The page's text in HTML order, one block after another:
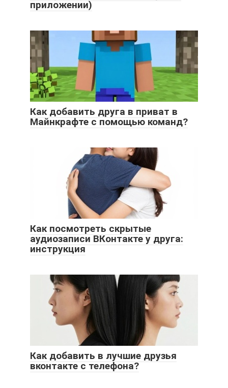
приложении)
Как добавить друга в приват в
Майнкрафте с помощью команд?
Как посмотреть скрытые
аудиозаписи ВКонтакте у друга:
инструкция
Как добавить в лучшие друзья
вконтакте с телефона?